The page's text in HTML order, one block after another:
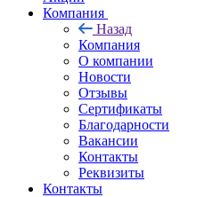
Компания
Назад
Компания
О компании
Новости
Отзывы
Сертификаты
Благодарности
Вакансии
Контакты
Реквизиты
Контакты